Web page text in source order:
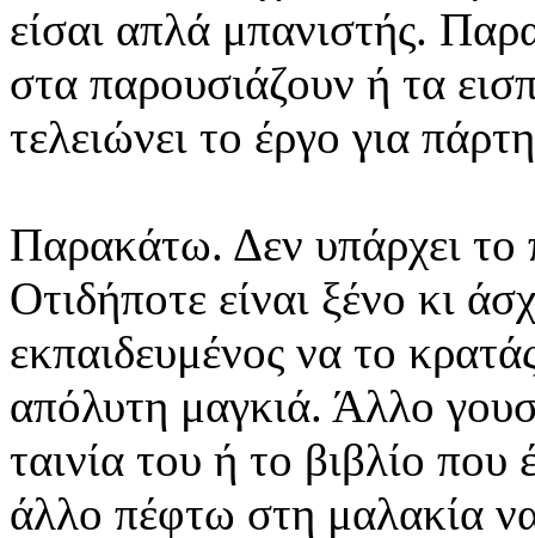
είσαι απλά μπανιστής.
στα παρουσιάζουν ή τα
τελειώνει το έργο για
Παρακάτω. Δεν υπάρχει
Οτιδήποτε είναι ξένο κι
εκπαιδευμένος να το
απόλυτη μαγκιά. Άλλο
ταινία του ή το βιβλίο
άλλο πέφτω στη μαλακία